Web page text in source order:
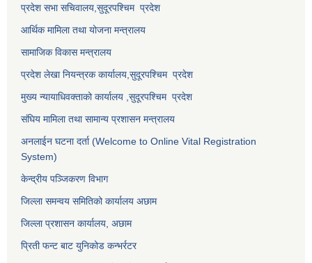
प्रदेश सभा सचिवालय, सुदूरपश्चिम प्रदेश
आर्थिक मामिला तथा योजना मन्त्रालय
सामाजिक विकास मन्त्रालय
प्रदेश लेखा नियन्त्रक कार्यालय, सुदूरपश्चिम प्रदेश
मुख्य न्यायाधिवक्ताको कार्यालय , सुदूरपश्चिम प्रदेश
संघिय मामिला तथा सामान्य प्रशासन मन्त्रालय
अनलाईन घटना दर्ता (Welcome to Online Vital Registration
System)
केन्द्रीय पञ्जिकरण विभाग
जिल्ला समन्वय समितिको कार्यालय अछाम
जिल्ला प्रशासन कार्यालय, अछाम
प्रिती फन्ट बाट युनिकोड कन्भर्रटर